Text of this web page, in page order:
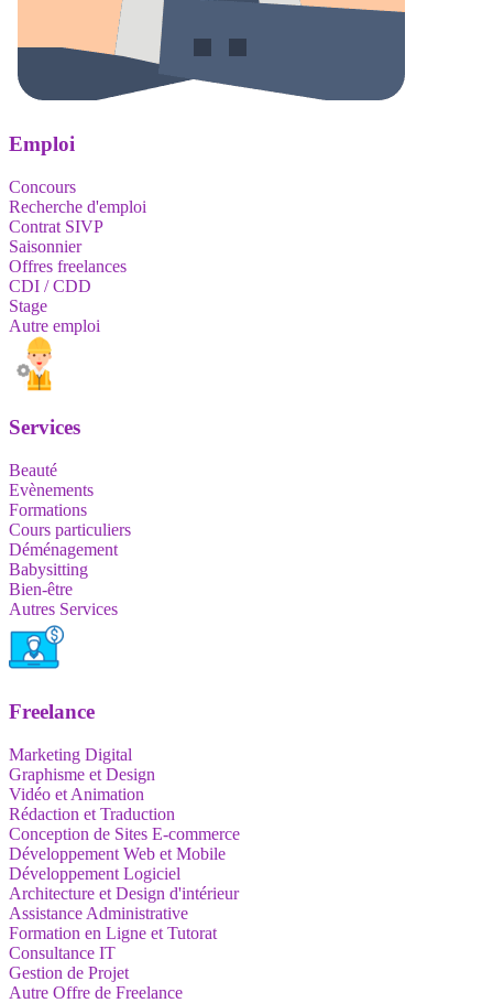
Emploi
Concours
Recherche d'emploi
Contrat SIVP
Saisonnier
Offres freelances
CDI / CDD
Stage
Autre emploi
Services
Beauté
Evènements
Formations
Cours particuliers
Déménagement
Babysitting
Bien-être
Autres Services
Freelance
Marketing Digital
Graphisme et Design
Vidéo et Animation
Rédaction et Traduction
Conception de Sites E-commerce
Développement Web et Mobile
Développement Logiciel
Architecture et Design d'intérieur
Assistance Administrative
Formation en Ligne et Tutorat
Consultance IT
Gestion de Projet
Autre Offre de Freelance